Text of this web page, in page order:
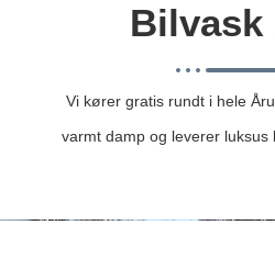
Bilvask
Vi kører gratis rundt i hele
varmt damp og leverer luksus